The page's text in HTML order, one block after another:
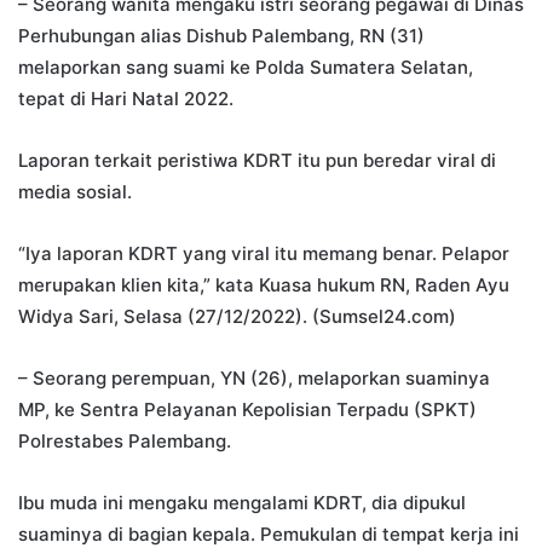
Perhubungan alias Dishub Palembang, RN (31)
melaporkan sang suami ke Polda Sumatera Selatan,
tepat di Hari Natal 2022.
Laporan terkait peristiwa KDRT itu pun beredar viral di
media sosial.
“Iya laporan KDRT yang viral itu memang benar. Pelapor
merupakan klien kita,” kata Kuasa hukum RN, Raden Ayu
Widya Sari, Selasa (27/12/2022). (Sumsel24.com)
– Seorang perempuan, YN (26), melaporkan suaminya
MP, ke Sentra Pelayanan Kepolisian Terpadu (SPKT)
Polrestabes Palembang.
Ibu muda ini mengaku mengalami KDRT, dia dipukul
suaminya di bagian kepala. Pemukulan di tempat kerja ini